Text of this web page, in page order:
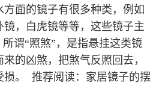
面的镜子有很多种类，例如
镜，白虎镜等等，这些镜子主
谓“照煞”，是指悬挂这类镜
的凶煞，把煞气反照回去，
损。 推荐阅读：家居镜子的摆